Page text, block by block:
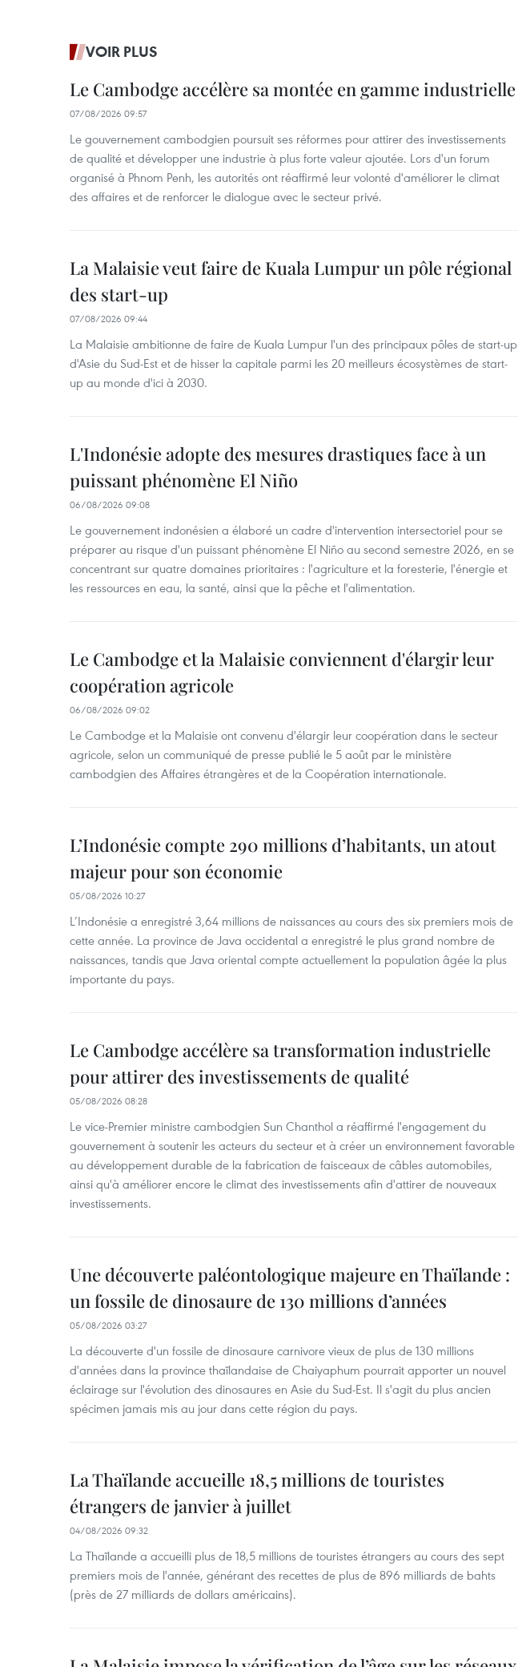
VOIR PLUS
Le Cambodge accélère sa montée en gamme industrielle
07/08/2026 09:57
Le gouvernement cambodgien poursuit ses réformes pour attirer des investissements
de qualité et développer une industrie à plus forte valeur ajoutée. Lors d'un forum
organisé à Phnom Penh, les autorités ont réaffirmé leur volonté d'améliorer le climat
des affaires et de renforcer le dialogue avec le secteur privé.
La Malaisie veut faire de Kuala Lumpur un pôle régional
des start-up
07/08/2026 09:44
La Malaisie ambitionne de faire de Kuala Lumpur l'un des principaux pôles de start-up
d'Asie du Sud-Est et de hisser la capitale parmi les 20 meilleurs écosystèmes de start-
up au monde d'ici à 2030.
L'Indonésie adopte des mesures drastiques face à un
puissant phénomène El Niño
06/08/2026 09:08
Le gouvernement indonésien a élaboré un cadre d'intervention intersectoriel pour se
préparer au risque d'un puissant phénomène El Niño au second semestre 2026, en se
concentrant sur quatre domaines prioritaires : l'agriculture et la foresterie, l'énergie et
les ressources en eau, la santé, ainsi que la pêche et l'alimentation.
Le Cambodge et la Malaisie conviennent d'élargir leur
coopération agricole
06/08/2026 09:02
Le Cambodge et la Malaisie ont convenu d'élargir leur coopération dans le secteur
agricole, selon un communiqué de presse publié le 5 août par le ministère
cambodgien des Affaires étrangères et de la Coopération internationale.
L’Indonésie compte 290 millions d’habitants, un atout
majeur pour son économie
05/08/2026 10:27
L’Indonésie a enregistré 3,64 millions de naissances au cours des six premiers mois de
cette année. La province de Java occidental a enregistré le plus grand nombre de
naissances, tandis que Java oriental compte actuellement la population âgée la plus
importante du pays.
Le Cambodge accélère sa transformation industrielle
pour attirer des investissements de qualité
05/08/2026 08:28
Le vice-Premier ministre cambodgien Sun Chanthol a réaffirmé l'engagement du
gouvernement à soutenir les acteurs du secteur et à créer un environnement favorable
au développement durable de la fabrication de faisceaux de câbles automobiles,
ainsi qu'à améliorer encore le climat des investissements afin d'attirer de nouveaux
investissements.
Une découverte paléontologique majeure en Thaïlande :
un fossile de dinosaure de 130 millions d’années
05/08/2026 03:27
La découverte d'un fossile de dinosaure carnivore vieux de plus de 130 millions
d'années dans la province thaïlandaise de Chaiyaphum pourrait apporter un nouvel
éclairage sur l'évolution des dinosaures en Asie du Sud-Est. Il s'agit du plus ancien
spécimen jamais mis au jour dans cette région du pays.
La Thaïlande accueille 18,5 millions de touristes
étrangers de janvier à juillet
04/08/2026 09:32
La Thaïlande a accueilli plus de 18,5 millions de touristes étrangers au cours des sept
premiers mois de l'année, générant des recettes de plus de 896 milliards de bahts
(près de 27 milliards de dollars américains).